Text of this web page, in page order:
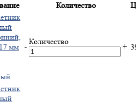
Количество
мм -
Количество
+